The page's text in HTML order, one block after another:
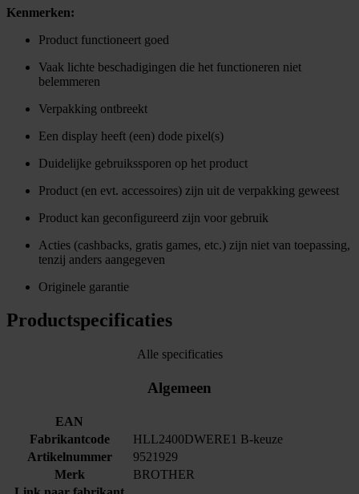
Kenmerken:
Product functioneert goed
Vaak lichte beschadigingen die het functioneren niet
belemmeren
Verpakking ontbreekt
Een display heeft (een) dode pixel(s)
Duidelijke gebruikssporen op het product
Product (en evt. accessoires) zijn uit de verpakking geweest
Product kan geconfigureerd zijn voor gebruik
Acties (cashbacks, gratis games, etc.) zijn niet van toepassing,
tenzij anders aangegeven
Originele garantie
Productspecificaties
Alle specificaties
Algemeen
EAN
Fabrikantcode
HLL2400DWERE1 B-keuze
Artikelnummer
9521929
Merk
BROTHER